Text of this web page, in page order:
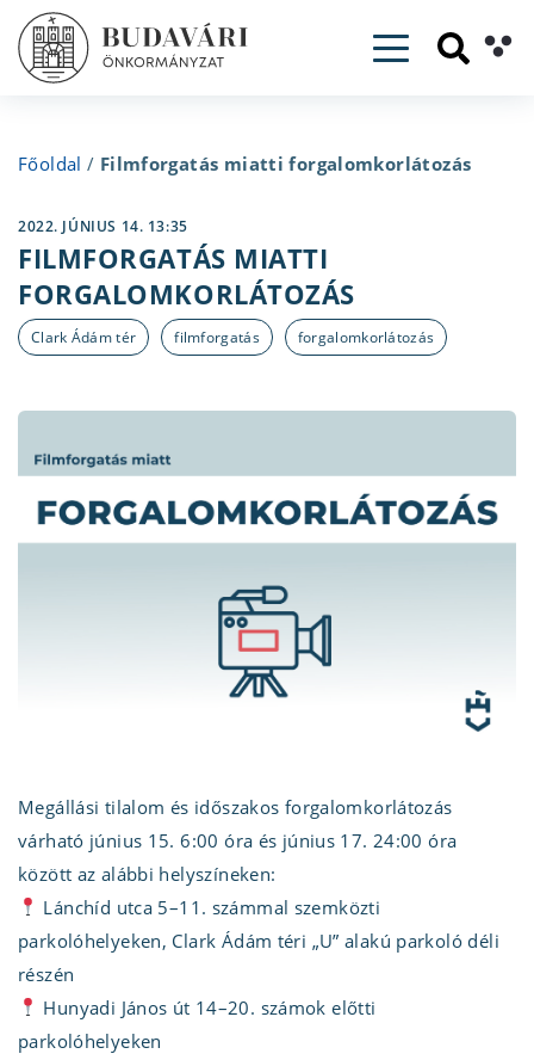
Toggle
Főoldal / Filmforgatás miatti forgalomkorlátozás
2022. JÚNIUS 14. 13:35
FILMFORGATÁS MIATTI
FORGALOMKORLÁTOZÁS
Clark Ádám tér filmforgatás forgalomkorlátozás
Megállási tilalom és időszakos forgalomkorlátozás
várható június 15. 6:00 óra és június 17. 24:00 óra
között az alábbi helyszíneken:
Lánchíd utca 5–11. számmal szemközti
parkolóhelyeken, Clark Ádám téri „U” alakú parkoló déli
részén
Hunyadi János út 14–20. számok előtti
parkolóhelyeken